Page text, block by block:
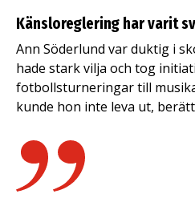
Känsloreglering har varit
Ann Söderlund var duktig i
hade stark vilja och tog
fotbollsturneringar till
kunde hon inte leva ut,